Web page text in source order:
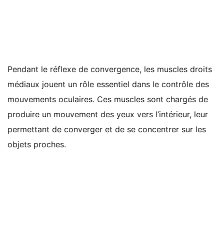
Pendant le réflexe de convergence, les muscles droits
médiaux jouent un rôle essentiel dans le contrôle des
mouvements oculaires. Ces muscles sont chargés de
produire un mouvement des yeux vers l’intérieur, leur
permettant de converger et de se concentrer sur les
objets proches.